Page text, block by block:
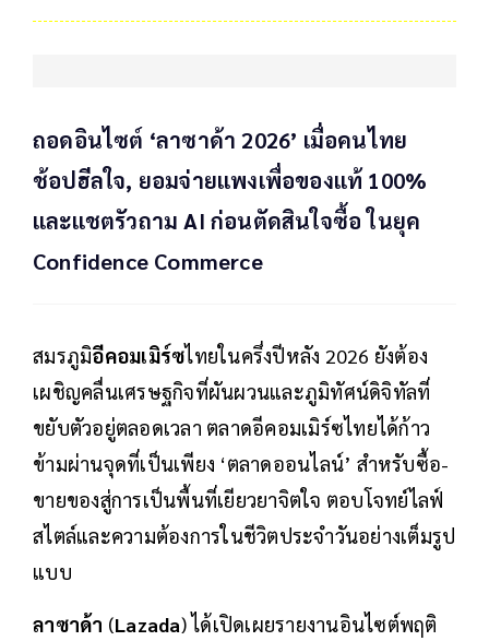
ถอดอินไซต์ ‘ลาซาด้า 2026’ เมื่อคนไทย
ช้อปฮีลใจ, ยอมจ่ายแพงเพื่อของแท้ 100%
และแชตรัวถาม AI ก่อนตัดสินใจซื้อ ในยุค
Confidence Commerce
สมรภูมิอีคอมเมิร์ซไทยในครึ่งปีหลัง 2026 ยังต้อง
เผชิญคลื่นเศรษฐกิจที่ผันผวนและภูมิทัศน์ดิจิทัลที่
ขยับตัวอยู่ตลอดเวลา ตลาดอีคอมเมิร์ซไทยได้ก้าว
ข้ามผ่านจุดที่เป็นเพียง ‘ตลาดออนไลน์’ สำหรับซื้อ-
ขายของสู่การเป็นพื้นที่เยียวยาจิตใจ ตอบโจทย์ไลฟ์
สไตล์และความต้องการในชีวิตประจำวันอย่างเต็มรูป
แบบ
ลาซาด้า (Lazada) ได้เปิดเผยรายงานอินไซต์พฤติ